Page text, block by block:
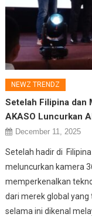
NEWZ TRENDZ
Setelah Filipina dan
AKASO Luncurkan
December 11, 2025
Setelah hadir di
meluncurkan kamera
memperkenalkan
dari merek global yang
selama ini dikenal